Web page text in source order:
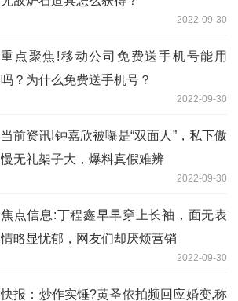
2022-09-30
重点聚焦!移动公司免费送手机号能用
吗？为什么免费送手机号？
2022-09-30
当前资讯!钟嘉欣被曝是“双面人”，私下傲
慢无礼架子大，爆料真假难辨
2022-09-30
焦点信息:丁程鑫早早穿上长袖，面无表
情略显忧郁，网友们却厌烦营销
2022-09-30
快报：炒作实锤?黄圣依拍频回应婚变,称